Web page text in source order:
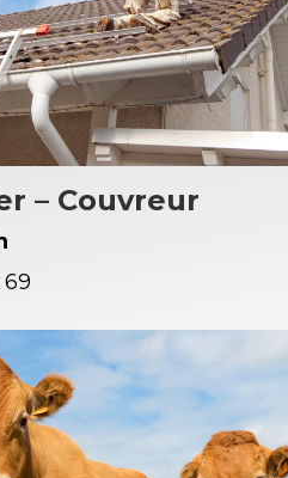
– Couvreur